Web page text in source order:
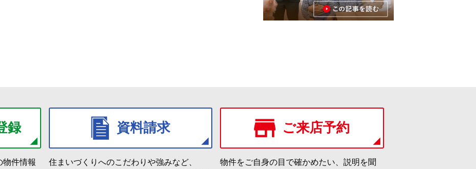
録
物件情報
資料請求
住まいづくりへのこだわりや強みなど、
ご来店予約
物件をご自身の目で確かめたい、説明を聞